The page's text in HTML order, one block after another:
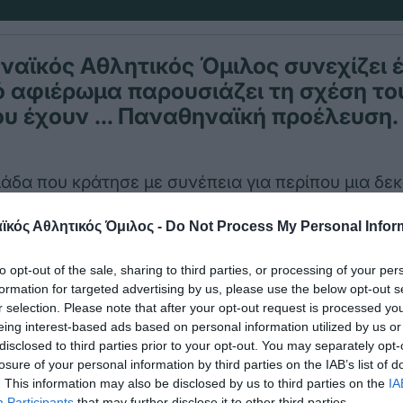
Αθλητικός Όμιλος - Do Not Process My Personal
opt-out of the sale, sharing to third parties, or processing of your
for targeted advertising by us, please use the below opt-out
selection. Please note that after your opt-out request is processed
interest-based ads based on personal information utilized by us
to third parties prior to your opt-out. You may separately
of your personal information by third parties on the IAB’s list of
This information may also be disclosed by us to third parties on the
Αθλητικός Όμιλος συνεχίζει
αφιέρωμα παρουσιάζει τη σχέση
έχουν … Παναθηναϊκή προέλευση.
που κράτησε με συνέπεια για περίπου μια
που έγραψε τη δική του ιστορία από το
63 η ομάδα έφερε το όνομα του Ελπιδοφόρου
Ταξιαρχών.